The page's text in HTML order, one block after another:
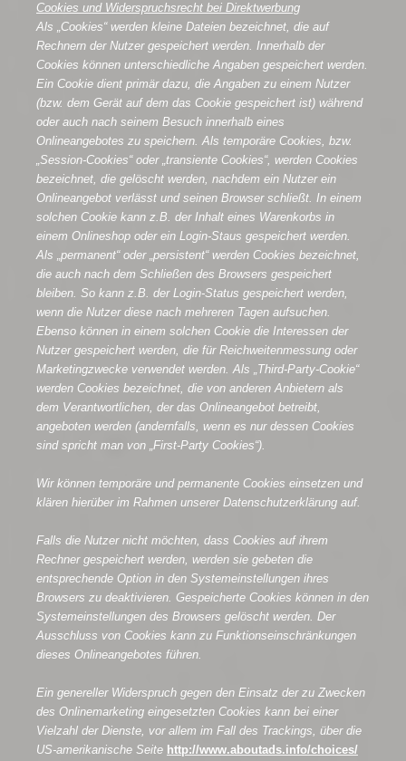
Cookies und Widerspruchsrecht bei Direktwerbung
Als „Cookies“ werden kleine Dateien bezeichnet, die auf
Rechnern der Nutzer gespeichert werden. Innerhalb der
Cookies können unterschiedliche Angaben gespeichert werden.
Ein Cookie dient primär dazu, die Angaben zu einem Nutzer
(bzw. dem Gerät auf dem das Cookie gespeichert ist) während
oder auch nach seinem Besuch innerhalb eines
Onlineangebotes zu speichern. Als temporäre Cookies, bzw.
„Session-Cookies“ oder „transiente Cookies“, werden Cookies
bezeichnet, die gelöscht werden, nachdem ein Nutzer ein
Onlineangebot verlässt und seinen Browser schließt. In einem
solchen Cookie kann z.B. der Inhalt eines Warenkorbs in
einem Onlineshop oder ein Login-Staus gespeichert werden.
Als „permanent“ oder „persistent“ werden Cookies bezeichnet,
die auch nach dem Schließen des Browsers gespeichert
bleiben. So kann z.B. der Login-Status gespeichert werden,
wenn die Nutzer diese nach mehreren Tagen aufsuchen.
Ebenso können in einem solchen Cookie die Interessen der
Nutzer gespeichert werden, die für Reichweitenmessung oder
Marketingzwecke verwendet werden. Als „Third-Party-Cookie“
werden Cookies bezeichnet, die von anderen Anbietern als
dem Verantwortlichen, der das Onlineangebot betreibt,
angeboten werden (andernfalls, wenn es nur dessen Cookies
sind spricht man von „First-Party Cookies“).
Wir können temporäre und permanente Cookies einsetzen und
klären hierüber im Rahmen unserer Datenschutzerklärung auf.
Falls die Nutzer nicht möchten, dass Cookies auf ihrem
Rechner gespeichert werden, werden sie gebeten die
entsprechende Option in den Systemeinstellungen ihres
Browsers zu deaktivieren. Gespeicherte Cookies können in den
Systemeinstellungen des Browsers gelöscht werden. Der
Ausschluss von Cookies kann zu Funktionseinschränkungen
dieses Onlineangebotes führen.
Ein genereller Widerspruch gegen den Einsatz der zu Zwecken
des Onlinemarketing eingesetzten Cookies kann bei einer
Vielzahl der Dienste, vor allem im Fall des Trackings, über die
US-amerikanische Seite http://www.aboutads.info/choices/